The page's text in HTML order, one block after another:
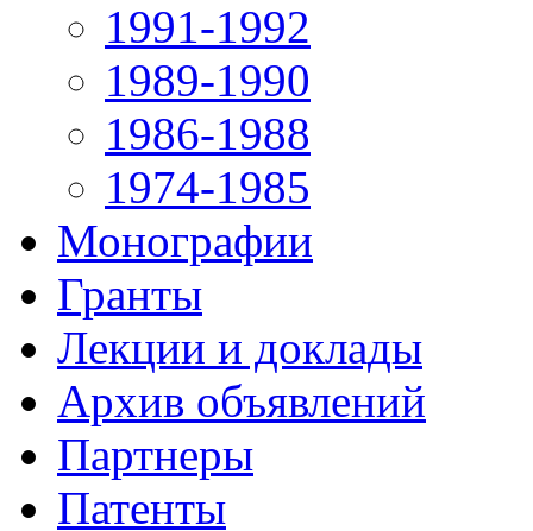
1991-1992
1989-1990
1986-1988
1974-1985
Монографии
Гранты
Лекции и доклады
Архив объявлений
Партнеры
Патенты